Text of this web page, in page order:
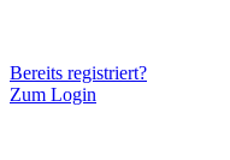
Bereits registriert?
Zum Login